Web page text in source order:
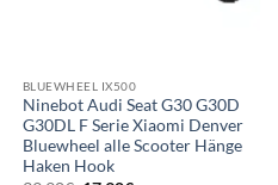
BLUEWHEEL IX500
Ninebot Audi Seat G30 G30D
G30DL F Serie Xiaomi Denver
Bluewheel alle Scooter Hänge
Haken Hook